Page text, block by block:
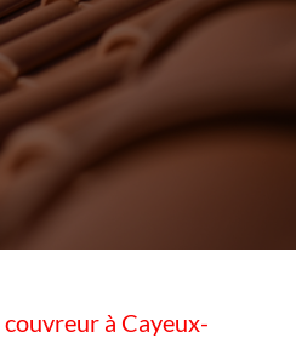
couvreur à Cayeux-